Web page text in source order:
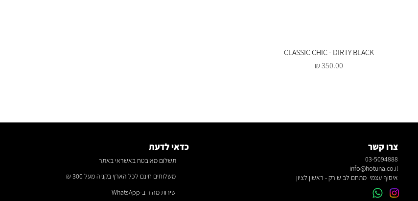
CLASSIC CHIC - DIRTY BLACK
מחיר
כדאי לדעת
תשלום מאובטח באשראי באתר
משלוחים חינם לכל הארץ בקניה מעל 300 ₪
שירות מהיר ב-WhatsApp
צרו קשר
03-5094888
info@hotuna.co.il
איסוף עצמי מתחם לב שורק - ראשון לציון